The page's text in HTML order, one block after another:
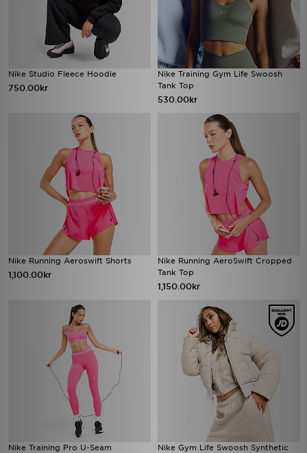
Nike Studio Fleece Hoodie
750.00kr
Nike Training Gym Life Swoosh
Tank Top
530.00kr
Nike Running Aeroswift Shorts
1,100.00kr
Nike Running AeroSwift Cropped
Tank Top
1,150.00kr
Nike Training Pro U-Seam Nike Gym Life Swoosh Synthetic